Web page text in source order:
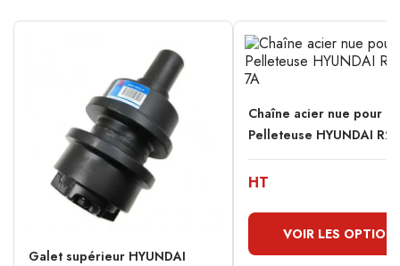
Galet supérieur HYUNDAI
Chaîne acier nue pour
Pelleteuse HYUNDAI
HT
VOIR LES